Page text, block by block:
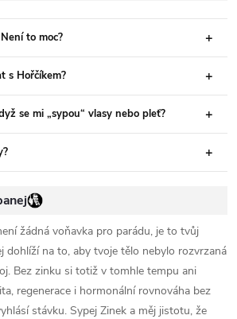
to moc?
s Hořčíkem?
se mi „sypou“ vlasy nebo pleť?
žádná voňavka pro parádu, je to tvůj
dohlíží na to, aby tvoje tělo nebylo rozvrzaná
Bez zinku si totiž v tomhle tempu ani
regenerace i hormonální rovnováha bez
stávku. Sypej Zinek a měj jistotu, že